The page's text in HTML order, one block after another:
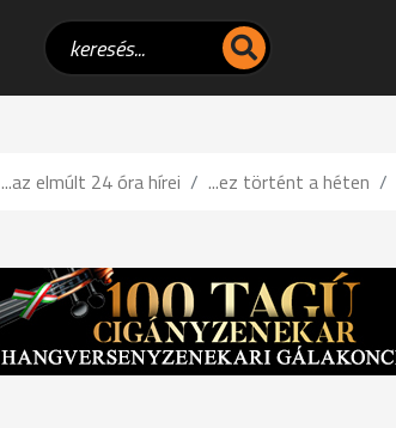
...az elmúlt 24 óra hírei ...ez történt a héten